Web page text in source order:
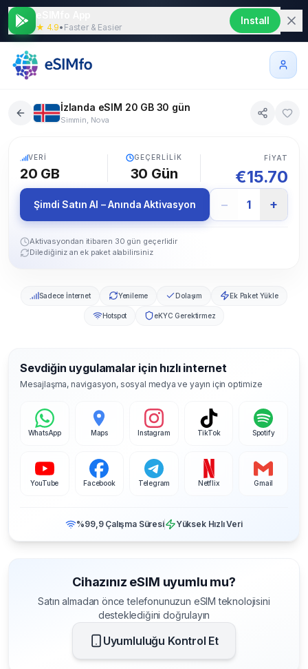
★ 4.9• Faster & Easier
Install
İzlanda eSIM 20 GB 30 gün
Simmin, Nova
VERI
20 GB
GEÇERLILIK
30 Gün
FIYAT
€15.70
Şimdi Satın Al – Anında Aktivasyon − 1 +
Aktivasyondan itibaren 30 gün geçerlidir
Dilediğiniz an ek paket alabilirsiniz
Sadece İnternet Yenileme Dolaşım Ek Paket Yükle
Hotspot eKYC Gerektirmez
Sevdiğin uygulamalar için hızlı internet
Mesajlaşma, navigasyon, sosyal medya ve yayın için optimize
WhatsApp Maps Instagram TikTok Spotify
YouTube Facebook Telegram Netflix Gmail
%99,9 Çalışma Süresi Yüksek Hızlı Veri
Cihazınız eSIM uyumlu mu?
Satın almadan önce telefonunuzun eSIM teknolojisini
desteklediğini doğrulayın
Uyumluluğu Kontrol Et